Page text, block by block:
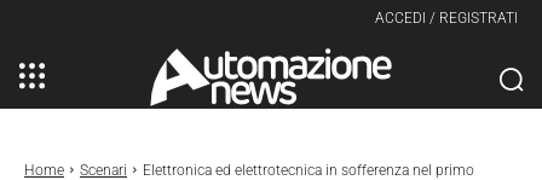
ACCEDI / REGISTRATI
Home Scenari
Elettronica ed elettrotecnica in sofferenza nel primo